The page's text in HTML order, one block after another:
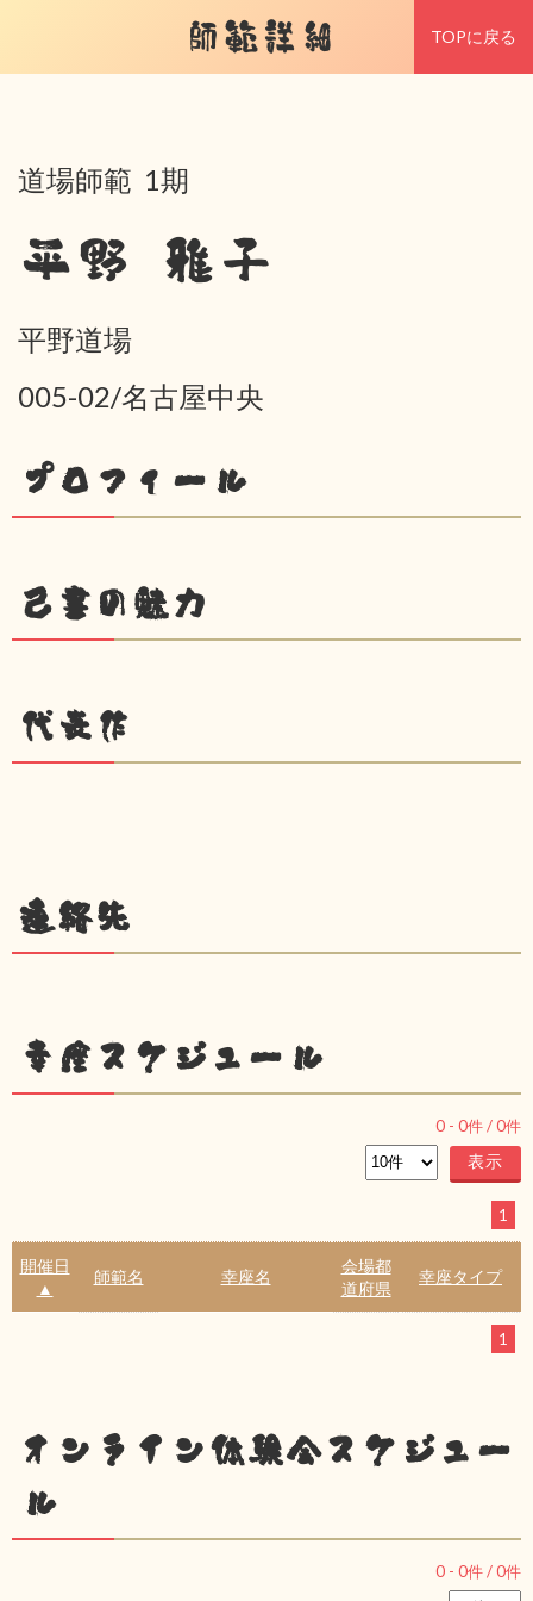
師範詳細 TOPに戻る
道場師範 1期
平野 雅子
平野道場
005-02/名古屋中央
プロフィール
己書の魅力
代表作
連絡先
幸座スケジュール
0 - 0件 /0件
1
開催日
▲
師範名 幸座名
会場都
道府県
幸座タイプ
1
オンライン体験会スケジュー
ル
0 - 0件 /0件